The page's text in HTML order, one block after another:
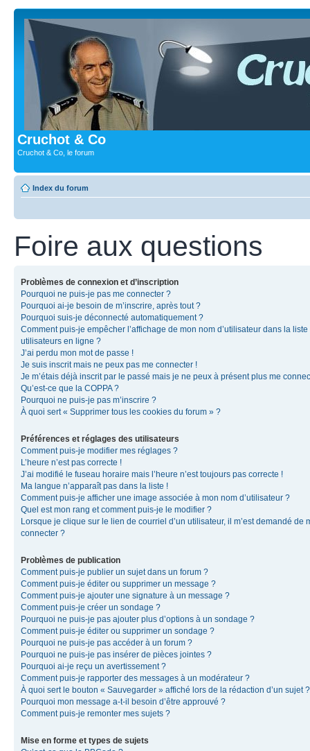
Cruchot & Co
Cruchot & Co, le forum
Index du forum
Foire aux questions
Problèmes de connexion et d’inscription
Pourquoi ne puis-je pas me connecter ?
Pourquoi ai-je besoin de m’inscrire, après tout ?
Pourquoi suis-je déconnecté automatiquement ?
Comment puis-je empêcher l’affichage de mon nom d’utilisateur dans la liste
utilisateurs en ligne ?
J’ai perdu mon mot de passe !
Je suis inscrit mais ne peux pas me connecter !
Je m’étais déjà inscrit par le passé mais je ne peux à présent plus me
Qu’est-ce que la COPPA ?
Pourquoi ne puis-je pas m’inscrire ?
À quoi sert « Supprimer tous les cookies du forum » ?
Préférences et réglages des utilisateurs
Comment puis-je modifier mes réglages ?
L’heure n’est pas correcte !
J’ai modifié le fuseau horaire mais l’heure n’est toujours pas correcte !
Ma langue n’apparaît pas dans la liste !
Comment puis-je afficher une image associée à mon nom d’utilisateur ?
Quel est mon rang et comment puis-je le modifier ?
Lorsque je clique sur le lien de courriel d’un utilisateur, il m’est demandé de
connecter ?
Problèmes de publication
Comment puis-je publier un sujet dans un forum ?
Comment puis-je éditer ou supprimer un message ?
Comment puis-je ajouter une signature à un message ?
Comment puis-je créer un sondage ?
Pourquoi ne puis-je pas ajouter plus d’options à un sondage ?
Comment puis-je éditer ou supprimer un sondage ?
Pourquoi ne puis-je pas accéder à un forum ?
Pourquoi ne puis-je pas insérer de pièces jointes ?
Pourquoi ai-je reçu un avertissement ?
Comment puis-je rapporter des messages à un modérateur ?
À quoi sert le bouton « Sauvegarder » affiché lors de la rédaction d’un sujet ?
Pourquoi mon message a-t-il besoin d’être approuvé ?
Comment puis-je remonter mes sujets ?
Mise en forme et types de sujets